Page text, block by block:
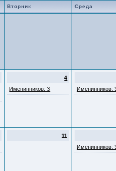
Вторник Среда
4
Именинников: 3
Именинников:
11
Именинников: